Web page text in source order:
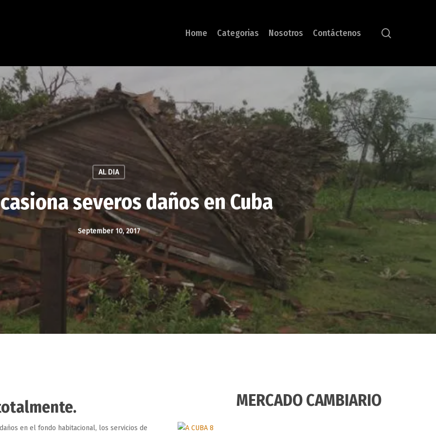
Home Categorias Nosotros Contáctenos
AL DIA
severos daños en Cuba
September 10, 2017
en el fondo habitacional, los servicios de
MERCADO CAMBIARIO